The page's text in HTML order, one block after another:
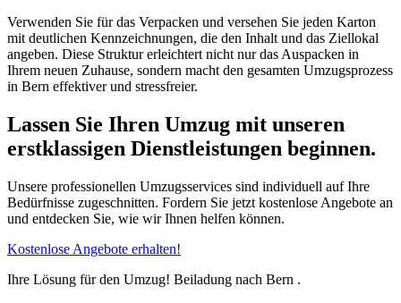
Verwenden Sie für das Verpacken und versehen Sie jeden Karton
mit deutlichen Kennzeichnungen, die den Inhalt und das Ziellokal
angeben. Diese Struktur erleichtert nicht nur das Auspacken in
Ihrem neuen Zuhause, sondern macht den gesamten Umzugsprozess
in Bern effektiver und stressfreier.
Lassen Sie Ihren Umzug mit unseren
erstklassigen Dienstleistungen beginnen.
Unsere professionellen Umzugsservices sind individuell auf Ihre
Bedürfnisse zugeschnitten. Fordern Sie jetzt kostenlose Angebote an
und entdecken Sie, wie wir Ihnen helfen können.
Kostenlose Angebote erhalten!
Ihre Lösung für den Umzug! Beiladung nach Bern ⁠.